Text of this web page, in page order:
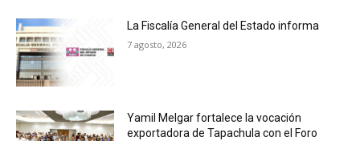
La Fiscalía General del Estado informa
7 agosto, 2026
Yamil Melgar fortalece la vocación
exportadora de Tapachula con el Foro